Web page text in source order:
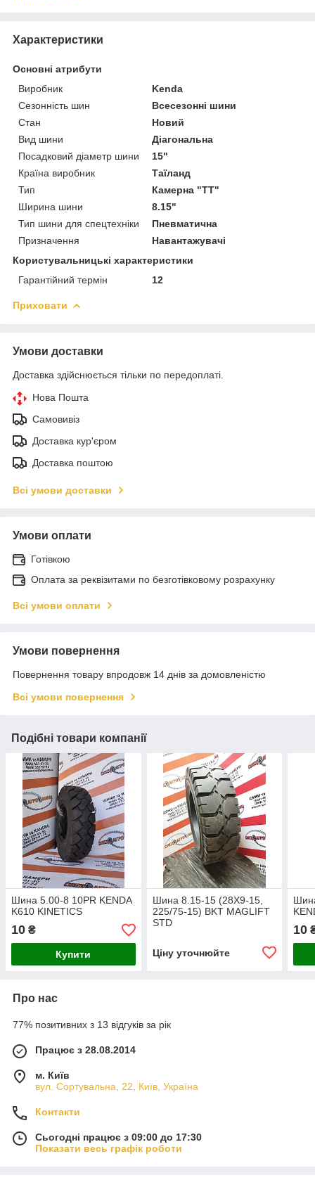
Характеристики
Основні атрибути
Виробник
Kenda
Сезонність шин
Всесезонні шини
Стан
Новий
Вид шини
Діагональна
Посадковий діаметр шини
15"
Країна виробник
Таїланд
Тип
Камерна "TT"
Ширина шини
8.15"
Тип шини для спецтехніки
Пневматична
Призначення
Навантажувачі
Користувальницькі характеристики
Гарантійний термін
12
Приховати
Умови доставки
Доставка здійснюється тільки по передоплаті.
Нова Пошта
Самовивіз
Доставка кур'єром
Доставка поштою
Всі умови доставки
Умови оплати
Готівкою
Оплата за реквізитами по безготівковому розрахунку
Всі умови оплати
Умови повернення
Повернення товару впродовж 14 днів за домовленістю
Всі умови повернення
Подібні товари компанії
Шина 5.00-8 10PR KENDA
K610 KINETICS
10 ₴
Купити
Шина 8.15-15 (28X9-15,
225/75-15) BKT MAGLIFT
STD
Ціну уточнюйте
10
Про нас
77% позитивних з 13 відгуків за рік
Працює з 28.08.2014
м. Київ
вул. Сортувальна, 22, Київ, Україна
Контакти
Сьогодні працює з 09:00 до 17:30
Показати весь графік роботи